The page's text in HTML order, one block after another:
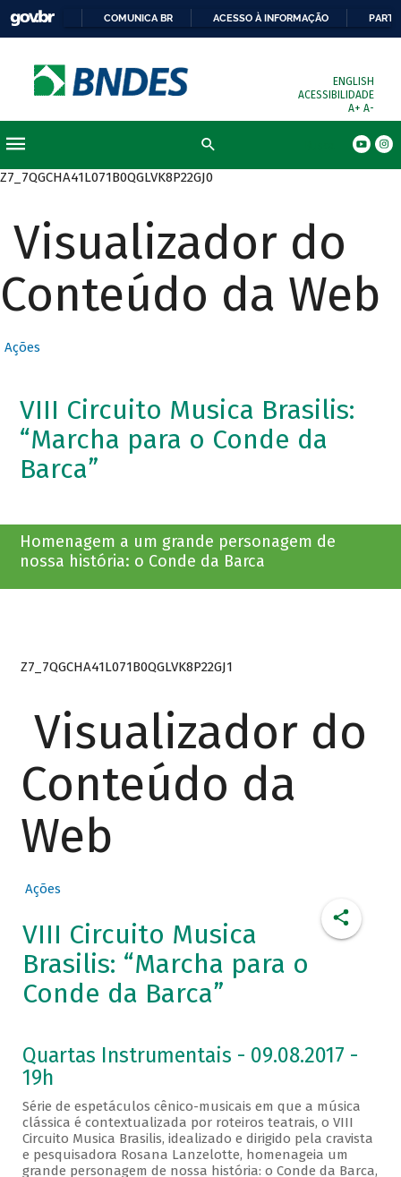
COMUNICA BR ACESSO À INFORMAÇÃO
ENGLISH
ACESSIBILIDADE
A+ A-
Z7_7QGCHA41L071B0QGLVK8P22GJ0
Visualizador do
Conteúdo da Web
Ações
VIII Circuito Musica Brasilis:
“Marcha para o Conde da
Barca”
Homenagem a um grande personagem de
nossa história: o Conde da Barca
Z7_7QGCHA41L071B0QGLVK8P22GJ1
Visualizador do
Conteúdo da
Web
Ações
VIII Circuito Musica
Brasilis: “Marcha para o
Conde da Barca”
Quartas Instrumentais - 09.08.2017 -
19h
Série de espetáculos cênico-musicais em que a música
clássica é contextualizada por roteiros teatrais, o VIII
Circuito Musica Brasilis, idealizado e dirigido pela cravista
e pesquisadora Rosana Lanzelotte, homenageia um
grande personagem de nossa história: o Conde da Barca,